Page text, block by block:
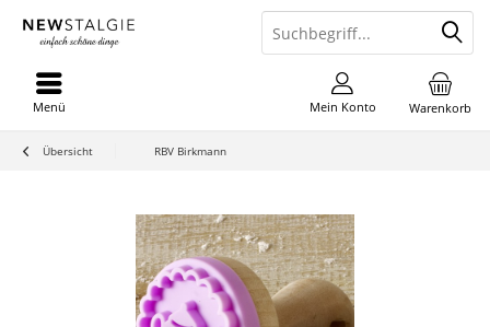
Warenkorb
Mein Konto
Menü
Übersicht RBV Birkmann